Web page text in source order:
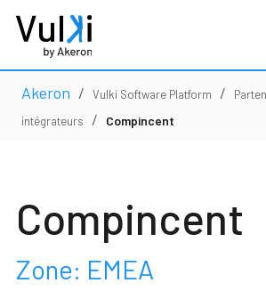
Produits
Services
Clients
Akeron / Vulki Software Platform /
intégrateurs
/ Compincent
Compincent
Zone: EMEA